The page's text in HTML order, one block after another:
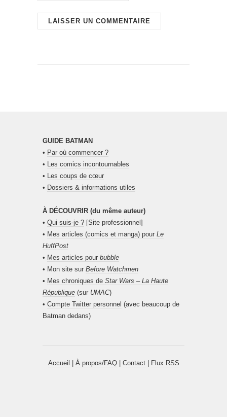
GUIDE BATMAN
• Par où commencer ?
•
Les comics incontournables
•
Les coups de cœur
• Dossiers & informations utiles
À DÉCOUVRIR (du même auteur)
• Qui suis-je ? [Site professionnel]
• Mes articles (comics et manga) pour Le
HuffPost
• Mes articles pour bubble
• Mon site sur Before Watchmen
• Mes chroniques de Star Wars – La Haute
République (sur UMAC)
• Compte Twitter personnel (avec beaucoup de
Batman dedans)
Accueil À propos/FAQ| Contact| Flux RSS